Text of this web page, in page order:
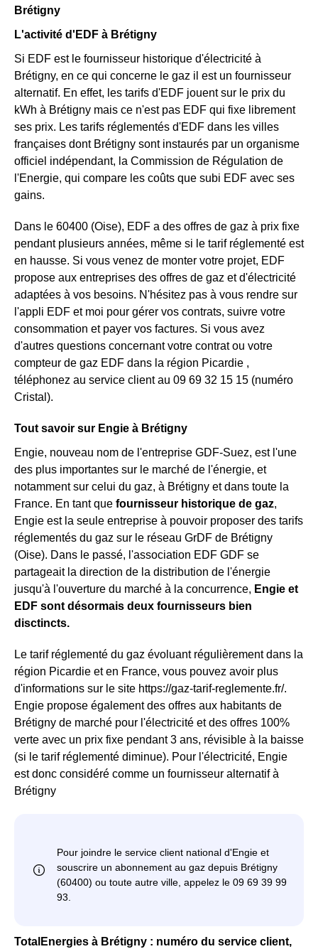
Brétigny
L'activité d'EDF à Brétigny
Si EDF est le fournisseur historique d'électricité à
Brétigny, en ce qui concerne le gaz il est un fournisseur
alternatif. En effet, les tarifs d'EDF jouent sur le prix du
kWh à Brétigny mais ce n'est pas EDF qui fixe librement
ses prix. Les tarifs réglementés d'EDF dans les villes
françaises dont Brétigny sont instaurés par un organisme
officiel indépendant, la Commission de Régulation de
l'Energie, qui compare les coûts que subi EDF avec ses
gains.
Dans le 60400 (Oise), EDF a des offres de gaz à prix fixe
pendant plusieurs années, même si le tarif réglementé est
en hausse. Si vous venez de monter votre projet, EDF
propose aux entreprises des offres de gaz et d'électricité
adaptées à vos besoins. N'hésitez pas à vous rendre sur
l'appli EDF et moi pour gérer vos contrats, suivre votre
consommation et payer vos factures. Si vous avez
d'autres questions concernant votre contrat ou votre
compteur de gaz EDF dans la région Picardie ,
téléphonez au service client au 09 69 32 15 15 (numéro
Cristal).
Tout savoir sur Engie à Brétigny
Engie, nouveau nom de l'entreprise GDF-Suez, est l'une
des plus importantes sur le marché de l'énergie, et
notamment sur celui du gaz, à Brétigny et dans toute la
France. En tant que fournisseur historique de gaz,
Engie est la seule entreprise à pouvoir proposer des tarifs
réglementés du gaz sur le réseau GrDF de Brétigny
(Oise). Dans le passé, l'association EDF GDF se
partageait la direction de la distribution de l'énergie
jusqu'à l'ouverture du marché à la concurrence, Engie et
EDF sont désormais deux fournisseurs bien
disctincts.
Le tarif réglementé du gaz évoluant régulièrement dans la
région Picardie et en France, vous pouvez avoir plus
d'informations sur le site https://gaz-tarif-reglemente.fr/.
Engie propose également des offres aux habitants de
Brétigny de marché pour l'électricité et des offres 100%
verte avec un prix fixe pendant 3 ans, révisible à la baisse
(si le tarif réglementé diminue). Pour l'électricité, Engie
est donc considéré comme un fournisseur alternatif à
Brétigny
TotalEnergies à Brétigny : numéro du service client,